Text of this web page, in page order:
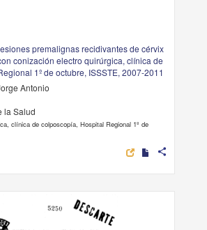
premalignas recidivantes de cérvix
conización electro quirúrgica, clínica de
1º de octubre, ISSSTE, 2007-2011
Antonio
la Salud
clínica de colposcopía, Hospital Regional 1º de
share